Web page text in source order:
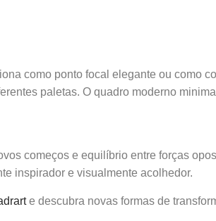
como ponto focal elegante ou como
paletas. O quadro moderno
começos e equilíbrio entre forças
inspirador e visualmente acolhedor.
e descubra novas formas de